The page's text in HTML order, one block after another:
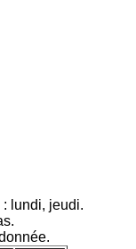
lundi, jeudi.